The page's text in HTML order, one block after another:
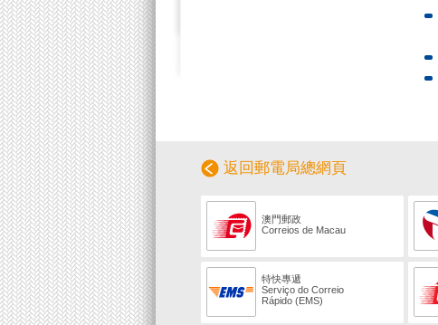
返回郵電局總網頁
澳門郵政
Correios de Macau
特快專遞
Serviço do Correio
Rápido (EMS)